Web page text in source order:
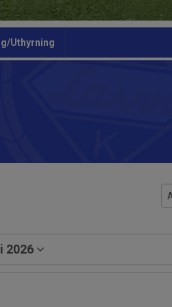
Uthyrning
2026